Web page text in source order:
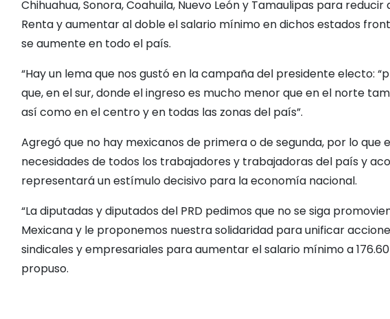
Chihuahua, Sonora, Coahuila, Nuevo León y Tamaulipas para
Renta y aumentar al doble el salario mínimo en dichos estados
se aumente en todo el país.
“Hay un lema que nos gustó en la campaña del presidente electo:
que, en el sur, donde el ingreso es mucho menor que en el norte
así como en el centro y en todas las zonas del país”.
Agregó que no hay mexicanos de primera o de segunda, por lo que
necesidades de todos los trabajadores y trabajadoras del país y
representará un estímulo decisivo para la economía nacional.
“La diputadas y diputados del PRD pedimos que no se siga
Mexicana y le proponemos nuestra solidaridad para unificar
sindicales y empresariales para aumentar el salario mínimo a
propuso.